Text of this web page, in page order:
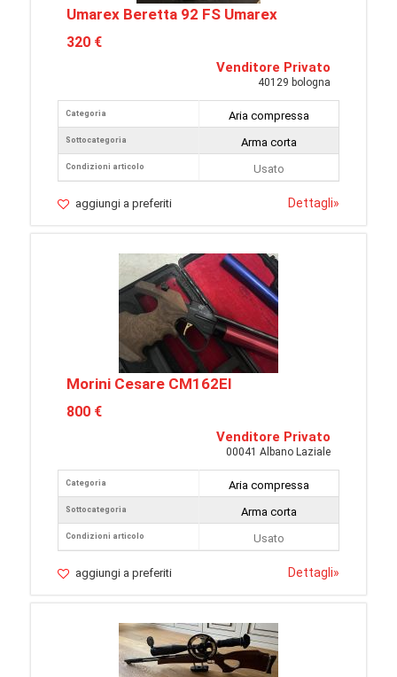
Umarex Beretta 92 FS Umarex
320 €
Venditore Privato
40129 bologna
Categoria
Sottocategoria
Condizioni articolo
Aria compressa
Arma corta
Usato
aggiungi a preferiti Dettagli»
Morini Cesare CM162EI
800 €
Venditore Privato
00041 Albano Laziale
Categoria
Sottocategoria
Condizioni articolo
Aria compressa
Arma corta
Usato
aggiungi a preferiti Dettagli»